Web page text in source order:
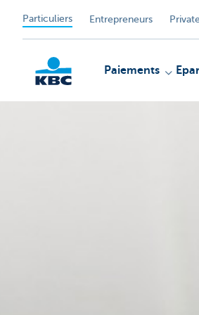
Particuliers Entrepreneurs
Paiements